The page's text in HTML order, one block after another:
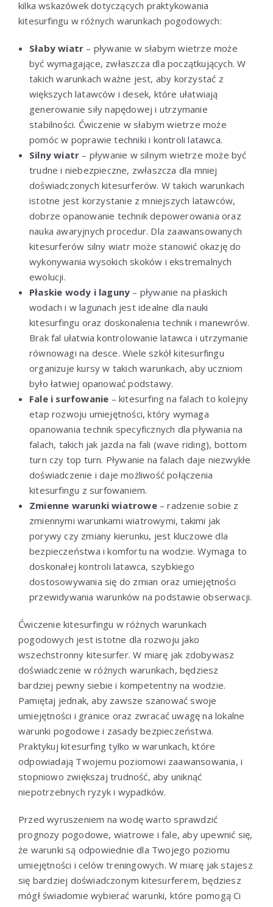
kilka wskazówek dotyczących praktykowania
kitesurfingu w różnych warunkach pogodowych:
Słaby wiatr – pływanie w słabym wietrze może
być wymagające, zwłaszcza dla początkujących. W
takich warunkach ważne jest, aby korzystać z
większych latawców i desek, które ułatwiają
generowanie siły napędowej i utrzymanie
stabilności. Ćwiczenie w słabym wietrze może
pomóc w poprawie techniki i kontroli latawca.
Silny wiatr – pływanie w silnym wietrze może być
trudne i niebezpieczne, zwłaszcza dla mniej
doświadczonych kitesurferów. W takich warunkach
istotne jest korzystanie z mniejszych latawców,
dobrze opanowanie technik depowerowania oraz
nauka awaryjnych procedur. Dla zaawansowanych
kitesurferów silny wiatr może stanowić okazję do
wykonywania wysokich skoków i ekstremalnych
ewolucji.
Płaskie wody i laguny – pływanie na płaskich
wodach i w lagunach jest idealne dla nauki
kitesurfingu oraz doskonalenia technik i manewrów.
Brak fal ułatwia kontrolowanie latawca i utrzymanie
równowagi na desce. Wiele szkół kitesurfingu
organizuje kursy w takich warunkach, aby uczniom
było łatwiej opanować podstawy.
Fale i surfowanie – kitesurfing na falach to kolejny
etap rozwoju umiejętności, który wymaga
opanowania technik specyficznych dla pływania na
falach, takich jak jazda na fali (wave riding), bottom
turn czy top turn. Pływanie na falach daje niezwykłe
doświadczenie i daje możliwość połączenia
kitesurfingu z surfowaniem.
Zmienne warunki wiatrowe– radzenie sobie z
zmiennymi warunkami wiatrowymi, takimi jak
porywy czy zmiany kierunku, jest kluczowe dla
bezpieczeństwa i komfortu na wodzie. Wymaga to
doskonałej kontroli latawca, szybkiego
dostosowywania się do zmian oraz umiejętności
przewidywania warunków na podstawie obserwacji.
Ćwiczenie kitesurfingu w różnych warunkach
pogodowych jest istotne dla rozwoju jako
wszechstronny kitesurfer. W miarę jak zdobywasz
doświadczenie w różnych warunkach, będziesz
bardziej pewny siebie i kompetentny na wodzie.
Pamiętaj jednak, aby zawsze szanować swoje
umiejętności i granice oraz zwracać uwagę na lokalne
warunki pogodowe i zasady bezpieczeństwa.
Praktykuj kitesurfing tylko w warunkach, które
odpowiadają Twojemu poziomowi zaawansowania, i
stopniowo zwiększaj trudność, aby uniknąć
niepotrzebnych ryzyk i wypadków.
Przed wyruszeniem na wodę warto sprawdzić
prognozy pogodowe, wiatrowe i fale, aby upewnić się,
że warunki są odpowiednie dla Twojego poziomu
umiejętności i celów treningowych. W miarę jak stajesz
się bardziej doświadczonym kitesurferem, będziesz
mógł świadomie wybierać warunki, które pomogą Ci